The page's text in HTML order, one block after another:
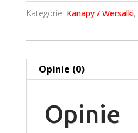
Kategorie: Kanapy / Wersalki,
Opinie (0)
Opinie